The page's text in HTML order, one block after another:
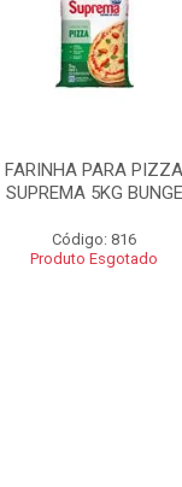
FARINHA PARA PIZZA
SUPREMA 5KG BUNGE
Código: 816
Produto Esgotado